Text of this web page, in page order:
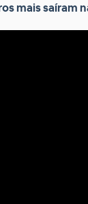
mais saíram